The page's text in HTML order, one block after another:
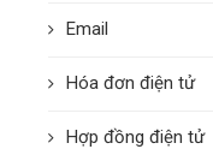
Email
Hóa đơn điện tử
Hợp đồng điện tử